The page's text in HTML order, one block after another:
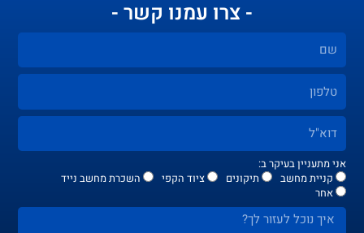
- צרו עמנו קשר -
אני מתעניין בעיקר ב:
קניית מחשב
תיקונים ציוד הקפי
השכרת מחשב נייד
אחר